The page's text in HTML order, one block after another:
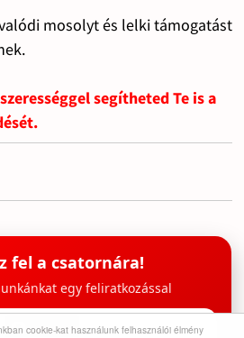
cookie-kat használunk felhasználói élmény
mosolyt és lelki támogatást
segítheted Te is a
fel a csatornára!
egy feliratkozással